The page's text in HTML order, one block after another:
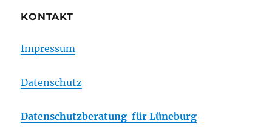
KONTAKT
Impressum
Datenschutz
Datenschutzberatung für Lüneburg